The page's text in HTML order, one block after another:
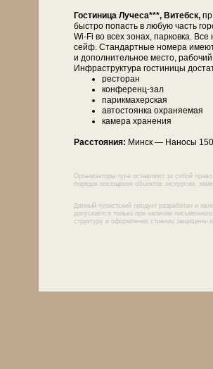
Гостиница Лучеса***, Витебск,
быстро попасть в любую часть
Wi-Fi во всех зонах, парковка.
сейф. Стандартные номера
и дополнительное место,
Инфраструктура гостиницы
ресторан
конференц-зал
парикмахерская
автостоянка охраняемая
камера хранения
Расстояния: Минск — На­но­сы
Организаторы тура оставляют за собой
порядок посещения объектов экскурсии,
Данный туристский продукт разработан и
допускается только при наличии
структуру и оформление страниц защищены